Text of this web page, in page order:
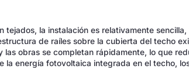
tejados, la instalación es relativamente
de raíles sobre la cubierta del techo
obras se completan rápidamente, lo que
la energía fotovoltaica integrada en el techo,